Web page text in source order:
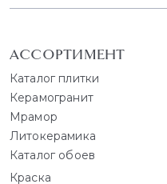
АССОРТИМЕНТ
Каталог плитки
Керамогранит
Мрамор
Литокерамика
Каталог обоев
Краска